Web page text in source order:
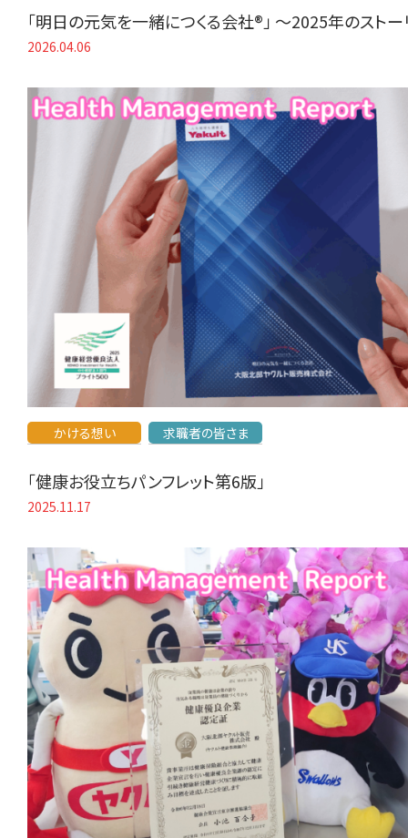
「明日の元気を一緒につくる会社®」 〜2025年のスト
2026.04.06
かける想い 求職者の皆さま
「健康お役立ちパンフレット第6版」
2025.11.17